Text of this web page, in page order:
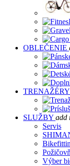
OBLEČENIE
TRENAŽÉRY
SLUŽBY add
Servis
Výber